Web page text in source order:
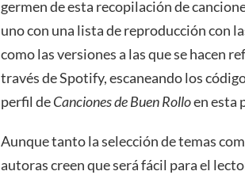
germen de esta recopilación de
uno con una lista de reproducción con
como las versiones a las que se hacen
través de Spotify, escaneando los
perfil deCanciones de Buen Rolloen esta
Aunque tanto la selección de temas
autoras creen que será fácil para el